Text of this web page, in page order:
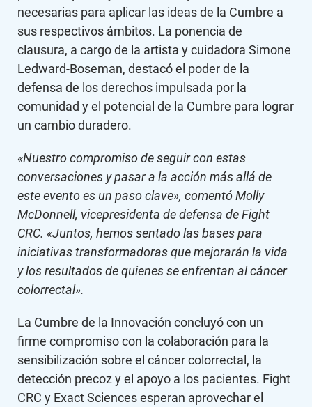
necesarias para aplicar las ideas de la Cumbre a
sus respectivos ámbitos. La ponencia de
clausura, a cargo de la artista y cuidadora Simone
Ledward-Boseman, destacó el poder de la
defensa de los derechos impulsada por la
comunidad y el potencial de la Cumbre para lograr
un cambio duradero.
«Nuestro compromiso de seguir con estas
conversaciones y pasar a la acción más allá de
este evento es un paso clave», comentó Molly
McDonnell, vicepresidenta de defensa de Fight
CRC. «Juntos, hemos sentado las bases para
iniciativas transformadoras que mejorarán la vida
y los resultados de quienes se enfrentan al cáncer
colorrectal».
La Cumbre de la Innovación concluyó con un
firme compromiso con la colaboración para la
sensibilización sobre el cáncer colorrectal, la
detección precoz y el apoyo a los pacientes. Fight
CRC y Exact Sciences esperan aprovechar el